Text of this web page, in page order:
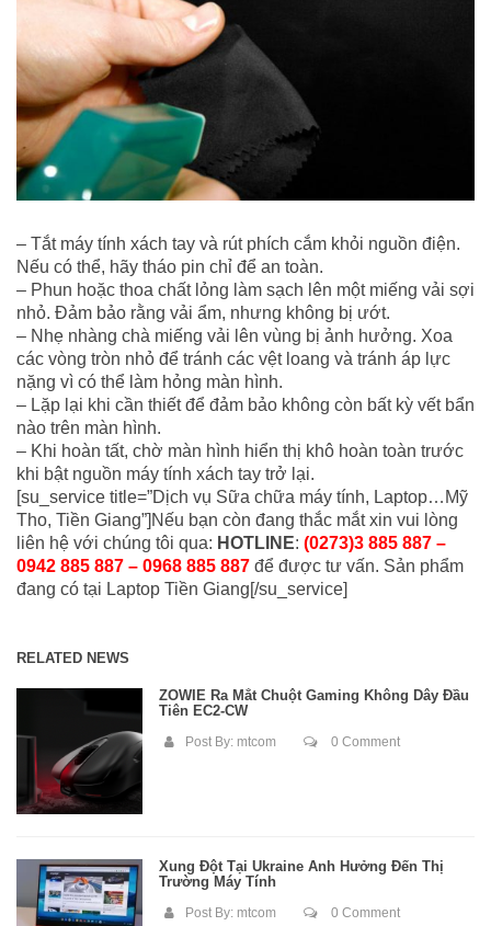
– Tắt máy tính xách tay và rút phích cắm khỏi nguồn điện.
Nếu có thể, hãy tháo pin chỉ để an toàn.
– Phun hoặc thoa chất lỏng làm sạch lên một miếng vải sợi
nhỏ. Đảm bảo rằng vải ẩm, nhưng không bị ướt.
– Nhẹ nhàng chà miếng vải lên vùng bị ảnh hưởng. Xoa
các vòng tròn nhỏ để tránh các vệt loang và tránh áp lực
nặng vì có thể làm hỏng màn hình.
– Lặp lại khi cần thiết để đảm bảo không còn bất kỳ vết bẩn
nào trên màn hình.
– Khi hoàn tất, chờ màn hình hiển thị khô hoàn toàn trước
khi bật nguồn máy tính xách tay trở lại.
[su_service title=”Dịch vụ Sữa chữa máy tính, Laptop…Mỹ
Tho, Tiền Giang”]Nếu bạn còn đang thắc mắt xin vui lòng
liên hệ với chúng tôi qua: HOTLINE: (0273)3 885 887 –
0942 885 887 – 0968 885 887 để được tư vấn. Sản phẩm
đang có tại Laptop Tiền Giang[/su_service]
RELATED NEWS
ZOWIE Ra Mắt Chuột Gaming Không Dây Đầu
Tiên EC2-CW
Post By: mtcom 0 Comment
Xung Đột Tại Ukraine Ảnh Hưởng Đến Thị
Trường Máy Tính
Post By: mtcom 0 Comment